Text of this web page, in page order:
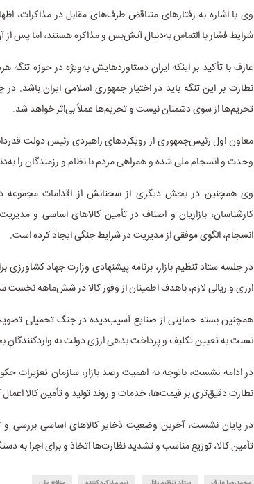
وی با اشاره به رفتارهای متناقض طرف‌های مقابل در مذاکرات،
شرایط فشار با التماس به‌دنبال آتش‌بس و مذاکره هستند، اما پس از
عارف با تأکید بر اینکه ایران دستاوردهایش به‌ویژه در حوزه
نظارت بر این تنگه باید در اختیار جمهوری اسلامی ایران باشد. در
تحریم‌ها از سوی دشمنان نیست و تحریم‌ها عملاً بی‌اثر خواهد شد.
معاون اول رئیس‌جمهوری از رویکردهای راهبردی رئیس‌ دولت
وحدت و انسجام ملی شده و همراهی مردم با نظام و رزمندگان را
وی همچنین در بخش دیگری از سخنانش از اقدامات مجموعه
کارشناسان، بازاریان و اصناف در تأمین کالاهای اساسی و
انسجام، الگوی موفقی از مدیریت در شرایط جنگی ایجاد کرده است.
در جلسه ستاد تنظیم بازار، برنامه پیشنهادی وزارت جهاد کشاورزی
ارزی و ریالی لازم، باهدف اطمینان از وفور کالا در شش‌ماهه
همچنین بسته حمایتی از صنایع آسیب‌دیده در جنگ تحمیلی
نسبت به تعیین تکلیف و پرداخت بدهی ارزی دولت به
در ادامه نشست، باتوجه به اهمیت رصد بازار، سازمان تعزیرات
نظارت دقیق‌تری بر قیمت‌ها، خدمات و روند تولید و تأمین کالا اعمال
در پایان نشست، آخرین وضعیت ذخایر کالاهای اساسی بررسی و
تأمین کالا، توزیع مناسب و تشدید نظارت‌ها اتخاذ و برای اجرا به